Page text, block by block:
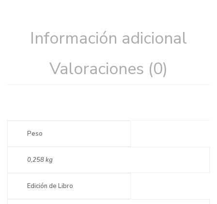
Información adicional
Valoraciones (0)
Peso
0,258 kg
Edición de Libro